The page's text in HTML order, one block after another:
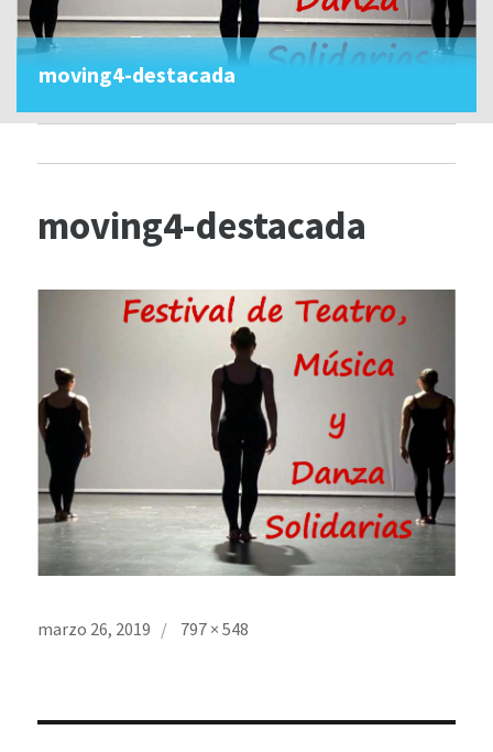
moving4-destacada
Publicado
marzo 26, 2019
Tamaño
797 × 548
Navegación